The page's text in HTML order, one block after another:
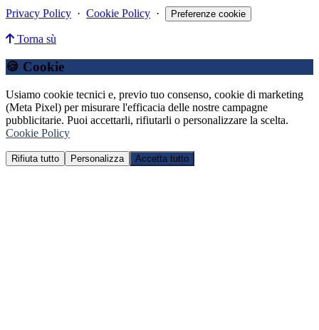
Privacy Policy · Cookie Policy · Preferenze cookie
Torna sù
🍪 Cookie
Usiamo cookie tecnici e, previo tuo consenso, cookie di marketing
(Meta Pixel) per misurare l'efficacia delle nostre campagne
pubblicitarie. Puoi accettarli, rifiutarli o personalizzare la scelta.
Cookie Policy
Rifiuta tutto Personalizza Accetta tutto